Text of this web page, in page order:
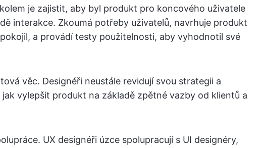
je zajistit, aby byl produkt pro koncového uživatele
interakce. Zkoumá potřeby uživatelů, navrhuje produkt
a provádí testy použitelnosti, aby vyhodnotil své
věc. Designéři neustále revidují svou strategii a
vylepšit produkt na základě zpětné vazby od klientů a
UX designéři úzce spolupracují s UI designéry,